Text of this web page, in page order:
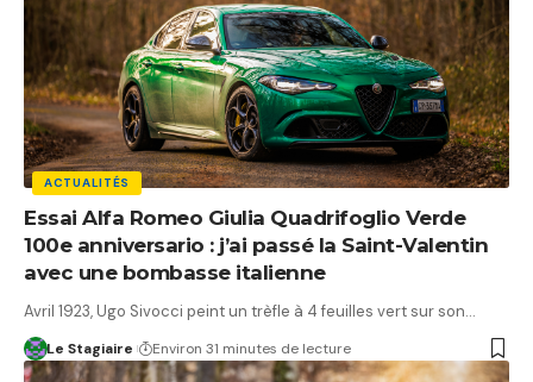
ACTUALITÉS
Essai Alfa Romeo Giulia Quadrifoglio Verde
100e anniversario : j’ai passé la Saint-Valentin
avec une bombasse italienne
Avril 1923, Ugo Sivocci peint un trèfle à 4 feuilles vert sur son…
Le Stagiaire Environ 31 minutes de lecture